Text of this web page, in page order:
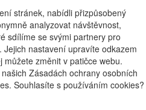
stránek, nabídli přizpůsobený
analyzovat návštěvnost,
sdílíme se svými partnery pro
nastavení upravíte odkazem
změnit v patičce webu.
Zásadách ochrany osobních
Souhlasíte s používáním cookies?